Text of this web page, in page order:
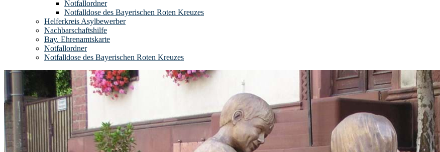
Notfallordner
Notfalldose des Bayerischen Roten Kreuzes
Helferkreis Asylbewerber
Nachbarschaftshilfe
Bay. Ehrenamtskarte
Notfallordner
Notfalldose des Bayerischen Roten Kreuzes